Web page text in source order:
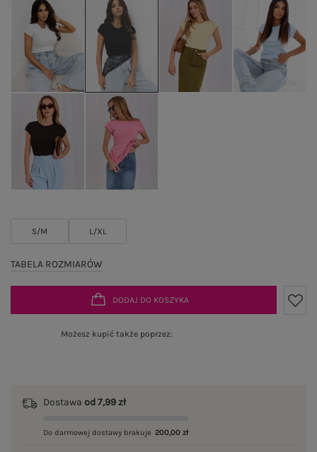
S/M L/XL
TABELA ROZMIARÓW
DODAJ DO KOSZYKA
Możesz kupić także poprzez:
Dostawa od 7,99 zł
Do darmowej dostawy brakuje 200,00 zł